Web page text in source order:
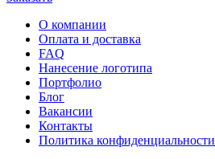
О компании
Оплата и доставка
FAQ
Нанесение логотипа
Портфолио
Блог
Вакансии
Контакты
Политика конфиденциальности